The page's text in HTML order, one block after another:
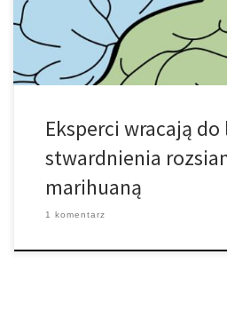
leczenia zawodzą. Wśród tych
działać, jak twierdzą autorzy – […]
Eksperci wracają do
stwardnienia
marihuaną
1 komentarz